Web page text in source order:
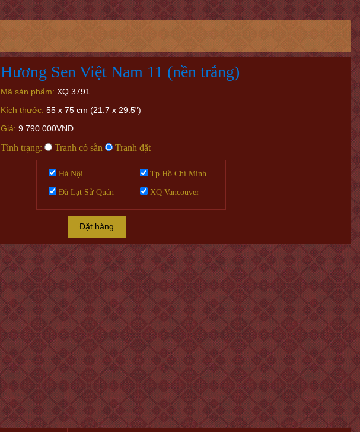
Hương Sen Việt Nam 11 (nền trắng)
Mã sản phẩm: XQ.3791
Kích thước: 55 x 75 cm (21.7 x 29.5")
Giá: 9.790.000VNĐ
Tình trạng: Tranh có sẵn Tranh đặt
Hà Nội Tp Hồ Chí Minh
Đà Lạt Sử Quán XQ Vancouver
Đặt hàng